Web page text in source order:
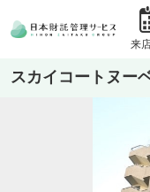
来
スカイコートヌー